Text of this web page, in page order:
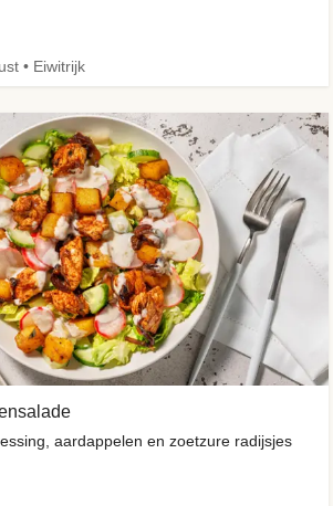
• Eiwitrijk
aardappelen en zoetzure radijsjes